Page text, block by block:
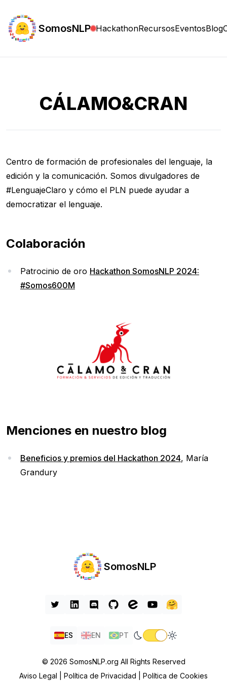
SomosNLP HackathonRecursosEventosBlog
CÁLAMO&CRAN
Centro de formación de profesionales del lenguaje, la
edición y la comunicación. Somos divulgadores de
#LenguajeClaro y cómo el PLN puede ayudar a
democratizar el lenguaje.
Colaboración
Patrocinio de oro Hackathon SomosNLP 2024:
#Somos600M
Menciones en nuestro blog
Beneficios y premios del Hackathon 2024, María
Grandury
SomosNLP
ES EN PT
© 2026 SomosNLP.org All Rights Reserved
Aviso Legal | Política de Privacidad | Política de Cookies